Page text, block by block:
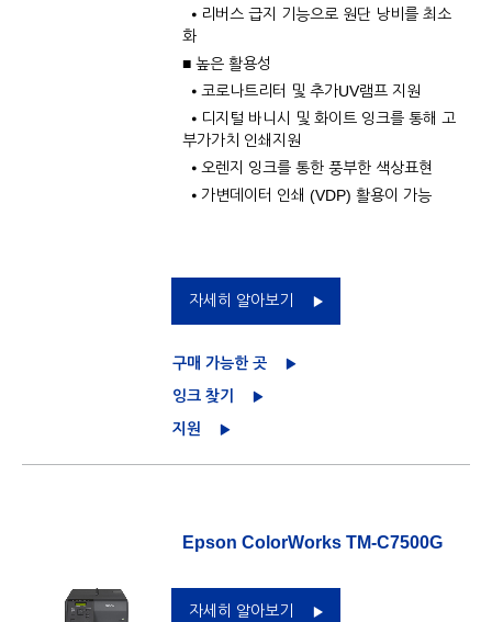
⦁ 리버스 급지 기능으로 원단 낭비를 최소
화
■ 높은 활용성
⦁ 코로나트리터 및 추가UV램프 지원
⦁ 디지털 바니시 및 화이트 잉크를 통해 고
부가가치 인쇄지원
⦁ 오렌지 잉크를 통한 풍부한 색상표현
⦁ 가변데이터 인쇄 (VDP) 활용이 가능
자세히 알아보기
구매 가능한 곳
잉크 찾기
지원
Epson ColorWorks TM-C7500G
자세히 알아보기